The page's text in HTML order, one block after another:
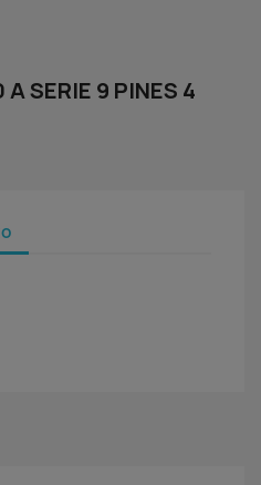
SERIE 9 PINES 4